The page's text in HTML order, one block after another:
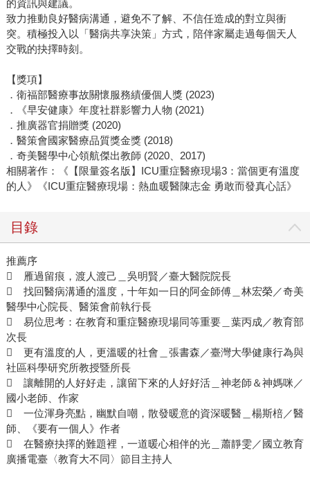
的資訊與建議。
致力推動良好醫病溝通，避免不了解、不信任造成的對立與衝
突。積極投入以「醫病共享決策」方式，陪伴家屬走過每個天人
交戰的抉擇時刻。
【獎項】
．衛福部醫療事故關懷服務績優個人獎 (2023)
．《早安健康》年度社群影響力人物 (2021)
．推廣器官捐贈獎 (2020)
．醫策會國家醫療品質獎金獎 (2018)
．奇美醫學中心領航傑出教師 (2020、2017)
相關著作：《【限量簽名版】ICU重症醫療現場3：當個更有溫度
的人》《ICU重症醫療現場：熱血暖醫陳志金 勇敢而發真心話》
目錄
推薦序
 雁過留痕，渡人渡己＿吳明賢／臺大醫院院長
 找回醫病溝通的溫度，十年如一日的阿金師傅＿林宏榮／奇美
醫學中心院長、醫策會前執行長
 易位思考：在教育和重症醫療現場同等重要＿葉丙成／教育部
次長
 更有溫度的人，更溫暖的社會＿張書森／臺灣大學健康行為與
社區科學研究所教授暨所長
 讓離開的人好好走，讓留下來的人好好活＿神老師＆神媽咪／
國小老師、作家
 一位渾身亮點，幽默自嘲，散發暖意的資深暖醫＿楊斯棓／醫
師、《要有一個人》作者
 在醫療抉擇的難題裡，一道暖心相伴的光＿蕭靜雯／國立教育
廣播電臺〈教育大不同〉節目主持人